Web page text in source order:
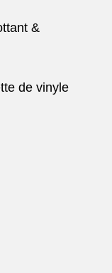
&
de vinyle